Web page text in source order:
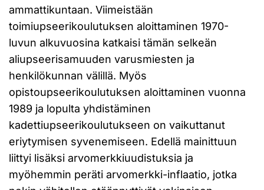
ammattikuntaan. Viimeistään
toimiupseerikoulutuksen aloittaminen 1970-
luvun alkuvuosina katkaisi tämän selkeän
aliupseerisamuuden varusmiesten ja
henkilökunnan välillä. Myös
opistoupseerikoulutuksen aloittaminen vuonna
1989 ja lopulta yhdistäminen
kadettiupseerikoulutukseen on vaikuttanut
eriytymisen syvenemiseen. Edellä mainittuun
liittyi lisäksi arvomerkkiuudistuksia ja
myöhemmin peräti arvomerkki-inflaatio, jotka